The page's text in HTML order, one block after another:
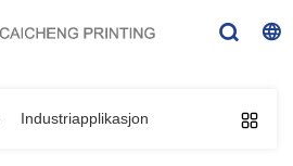
Industriapplikasjon